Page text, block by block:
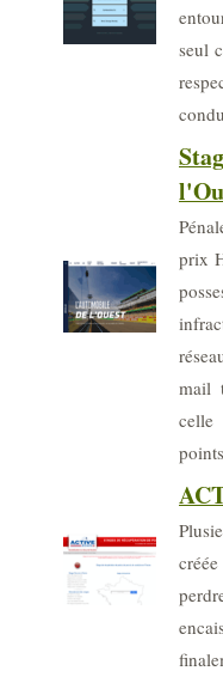
seul
prix
mail
celle